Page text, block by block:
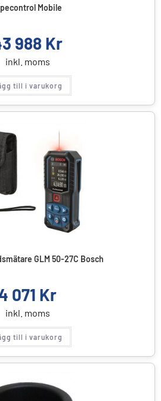
Mobile
988 Kr
inkl. moms
till i varukorg
GLM 50-27C Bosch
071 Kr
inkl. moms
till i varukorg